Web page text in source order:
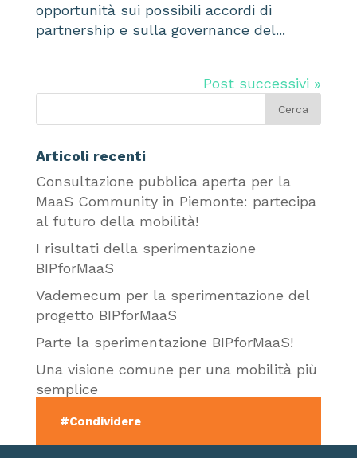
#Condividere
#Condividere
#Condividere
#Condividere
#Condividere
opportunità sui possibili accordi di
partnership e sulla governance del...
Post successivi »
Articoli recenti
Consultazione pubblica aperta per la
MaaS Community in Piemonte: partecipa
al futuro della mobilità!
I risultati della sperimentazione
BIPforMaaS
Vademecum per la sperimentazione del
progetto BIPforMaaS
Parte la sperimentazione BIPforMaaS!
Una visione comune per una mobilità più
semplice